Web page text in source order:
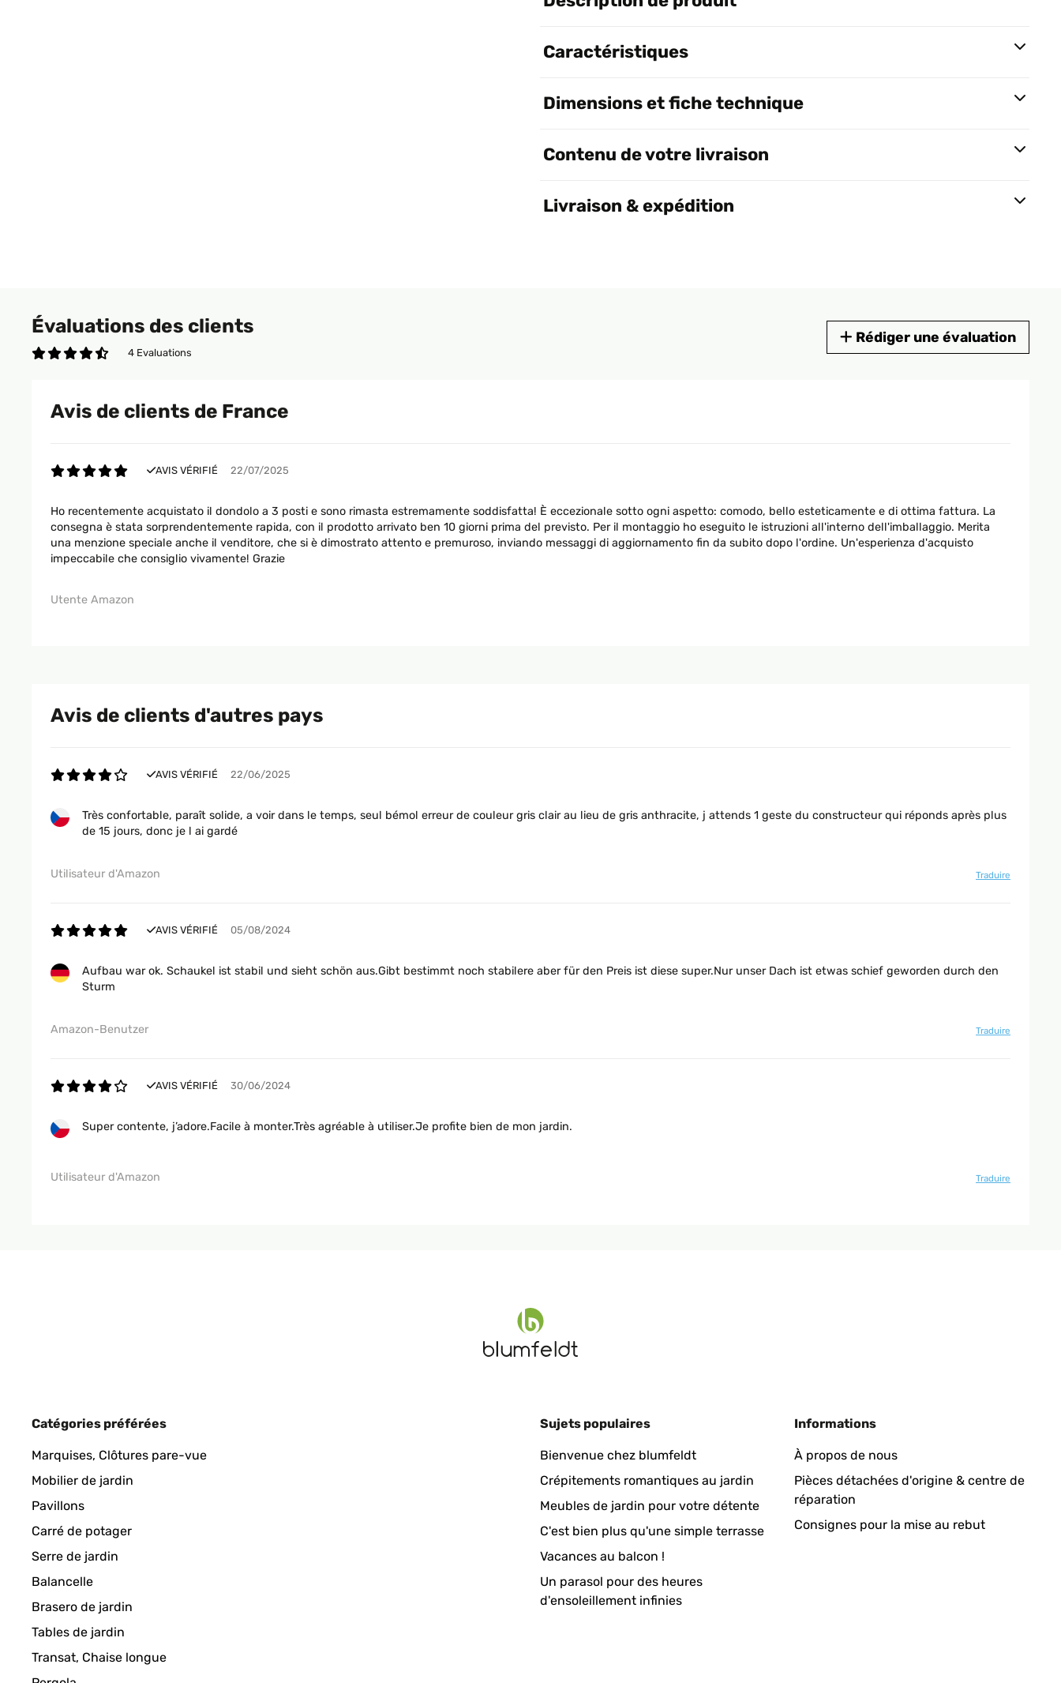
Caractéristiques
Dimensions et fiche technique
Contenu de votre livraison
Livraison & expédition
Évaluations des clients
4 Evaluations
Rédiger une évaluation
Avis de clients de France
AVIS VÉRIFIÉ 22/07/2025
Ho recentemente acquistato il dondolo a 3 posti e sono rimasta estremamente soddisfatta! È eccezionale sotto ogni aspetto: comodo, bello esteticamente e di ottima fattura. La
consegna è stata sorprendentemente rapida, con il prodotto arrivato ben 10 giorni prima del previsto. Per il montaggio ho eseguito le istruzioni all'interno dell'imballaggio. Merita
una menzione speciale anche il venditore, che si è dimostrato attento e premuroso, inviando messaggi di aggiornamento fin da subito dopo l'ordine. Un'esperienza d'acquisto
impeccabile che consiglio vivamente! Grazie
Utente Amazon
Avis de clients d'autres pays
AVIS VÉRIFIÉ 22/06/2025
Très confortable, paraît solide, a voir dans le temps, seul bémol erreur de couleur gris clair au lieu de gris anthracite, j attends 1 geste du constructeur qui réponds après plus
de 15 jours, donc je l ai gardé
Utilisateur d'Amazon Traduire
AVIS VÉRIFIÉ 05/08/2024
Aufbau war ok. Schaukel ist stabil und sieht schön aus.Gibt bestimmt noch stabilere aber für den Preis ist diese super.Nur unser Dach ist etwas schief geworden durch den
Sturm
Amazon-Benutzer Traduire
AVIS VÉRIFIÉ 30/06/2024
Super contente, j’adore.Facile à monter.Très agréable à utiliser.Je profite bien de mon jardin.
Utilisateur d'Amazon Traduire
Catégories préférées
Marquises, Clôtures pare-vue
Mobilier de jardin
Pavillons
Carré de potager
Serre de jardin
Balancelle
Brasero de jardin
Tables de jardin
Transat, Chaise longue
Sujets populaires
Bienvenue chez blumfeldt
Crépitements romantiques au jardin
Meubles de jardin pour votre détente
C'est bien plus qu'une simple terrasse
Vacances au balcon !
Un parasol pour des heures
d'ensoleillement infinies
Informations
À propos de nous
Pièces détachées d'origine & centre de
réparation
Consignes pour la mise au rebut